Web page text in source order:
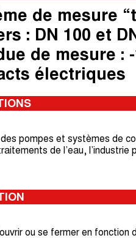
de mesure
: DN 100 et
de mesure :
électriques
pompes et systèmes de
de l’eau, l’industrie
ou se fermer en fonction